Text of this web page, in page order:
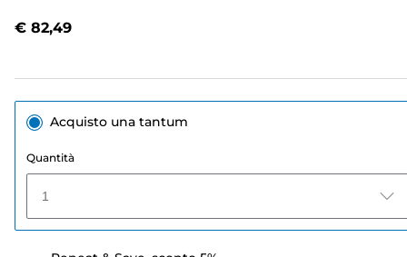
€ 82,49
Acquisto una tantum
Quantità
1